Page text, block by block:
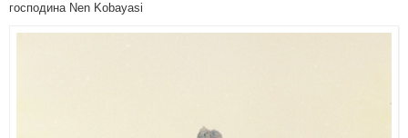
господина Nen Kobayasi